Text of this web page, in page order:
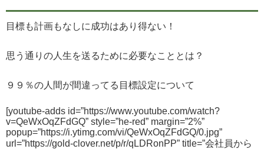
目標も計画もなしに成功はあり得ない！
思う通りの人生を送るために必要なこととは？
９９％の人間が間違ってる目標設定について
[youtube-adds id=”https://www.youtube.com/watch?
v=QeWxOqZFdGQ” style=”he-red” margin=”2%”
popup=”https://i.ytimg.com/vi/QeWxOqZFdGQ/0.jpg”
url=”https://gold-clover.net/p/r/qLDRonPP” title=”会社員から